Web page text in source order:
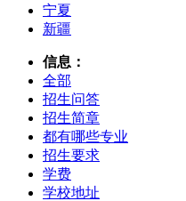
宁夏
新疆
信息：
全部
招生问答
招生简章
都有哪些专业
招生要求
学费
学校地址